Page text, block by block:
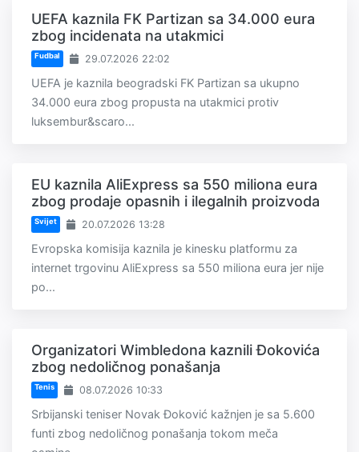
UEFA kaznila FK Partizan sa 34.000 eura
zbog incidenata na utakmici
Fudbal 29.07.2026 22:02
UEFA je kaznila beogradski FK Partizan sa ukupno
34.000 eura zbog propusta na utakmici protiv
luksembur&scaro...
EU kaznila AliExpress sa 550 miliona eura
zbog prodaje opasnih i ilegalnih proizvoda
Svijet 20.07.2026 13:28
Evropska komisija kaznila je kinesku platformu za
internet trgovinu AliExpress sa 550 miliona eura jer nije
po...
Organizatori Wimbledona kaznili Đokovića
zbog nedoličnog ponašanja
Tenis 08.07.2026 10:33
Srbijanski teniser Novak Đoković kažnjen je sa 5.600
funti zbog nedoličnog ponašanja tokom meča